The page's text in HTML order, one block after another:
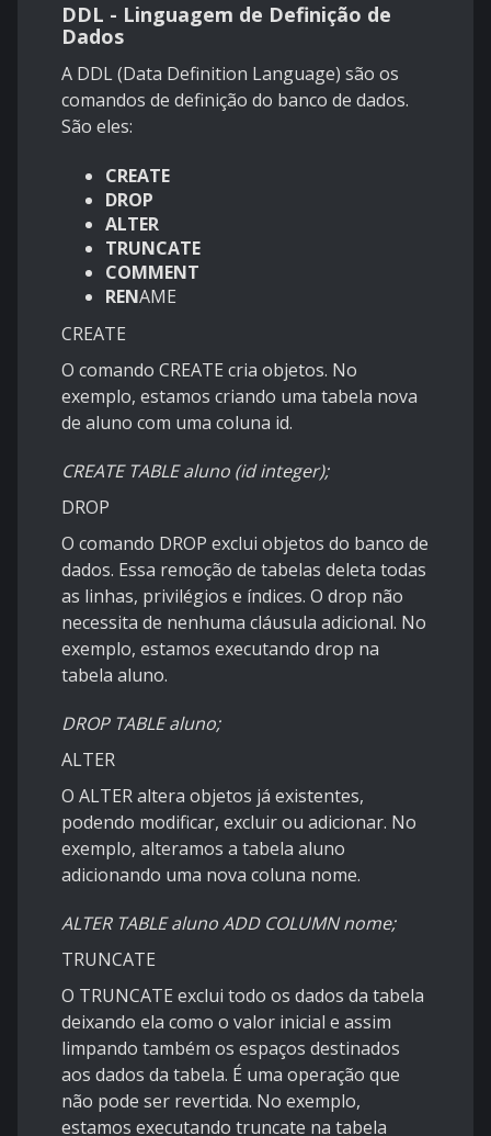
DDL - Linguagem de Definição de
Dados
A DDL (Data Definition Language) são os
comandos de definição do banco de dados.
São eles:
CREATE
DROP
ALTER
TRUNCATE
COMMENT
RENAME
CREATE
O comando CREATE cria objetos. No
exemplo, estamos criando uma tabela nova
de aluno com uma coluna id.
CREATE TABLE aluno (id integer);
DROP
O comando DROP exclui objetos do banco de
dados. Essa remoção de tabelas deleta todas
as linhas, privilégios e índices. O drop não
necessita de nenhuma cláusula adicional. No
exemplo, estamos executando drop na
tabela aluno.
DROP TABLE aluno;
ALTER
O ALTER altera objetos já existentes,
podendo modificar, excluir ou adicionar. No
exemplo, alteramos a tabela aluno
adicionando uma nova coluna nome.
ALTER TABLE aluno ADD COLUMN nome;
TRUNCATE
O TRUNCATE exclui todo os dados da tabela
deixando ela como o valor inicial e assim
limpando também os espaços destinados
aos dados da tabela. É uma operação que
não pode ser revertida. No exemplo,
estamos executando truncate na tabela